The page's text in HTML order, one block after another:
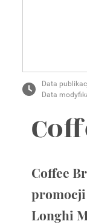
Data
Data
Coffee
promocji
Longhi